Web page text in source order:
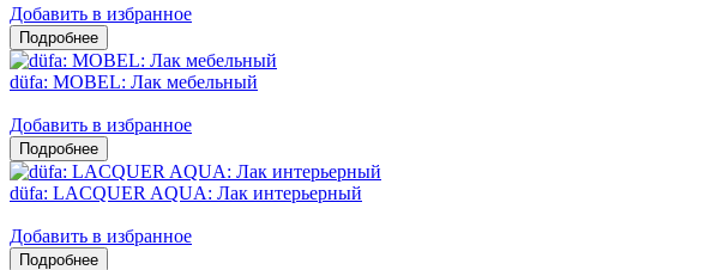
Добавить в избранное
düfa: MOBEL: Лак мебельный
Добавить в избранное
düfa: LACQUER AQUA: Лак интерьерный
Добавить в избранное